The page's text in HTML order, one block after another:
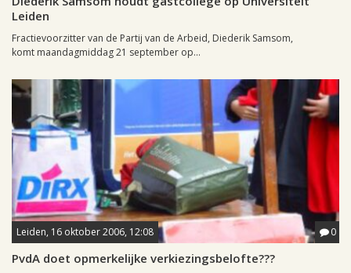
Leiden
Fractievoorzitter van de Partij van de Arbeid, Diederik Samsom,
komt maandagmiddag 21 september op...
Leiden, 16 oktober 2006, 12:08 0
PvdA doet opmerkelijke verkiezingsbelofte???